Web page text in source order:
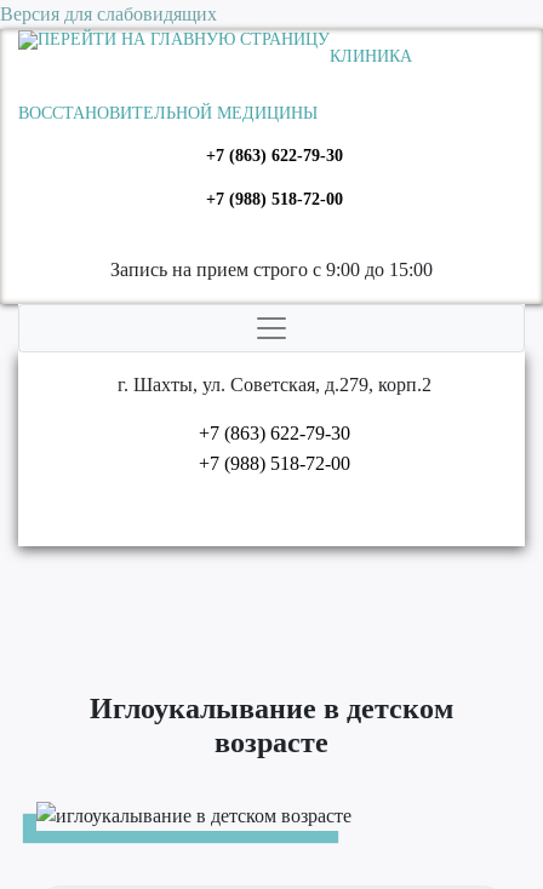
Версия для слабовидящих
КЛИНИКА
ВОССТАНОВИТЕЛЬНОЙ МЕДИЦИНЫ
+7 (863) 622-79-30
+7 (988) 518-72-00
Запись на прием строго с 9:00 до 15:00
г. Шахты, ул. Советская, д.279, корп.2
+7 (863) 622-79-30
+7 (988) 518-72-00
Иглоукалывание в детском
возрасте